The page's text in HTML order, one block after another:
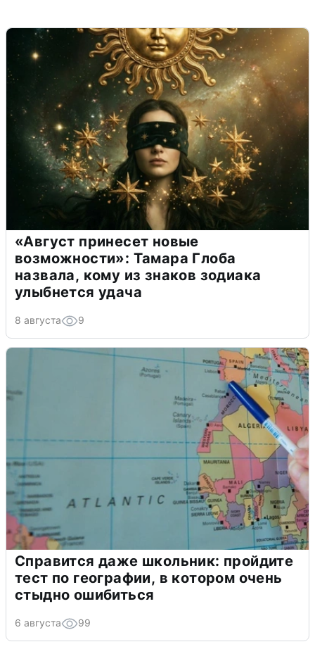
«Август принесет новые
возможности»: Тамара Глоба
назвала, кому из знаков зодиака
улыбнется удача
8 августа 9
Справится даже школьник: пройдите
тест по географии, в котором очень
стыдно ошибиться
6 августа 99